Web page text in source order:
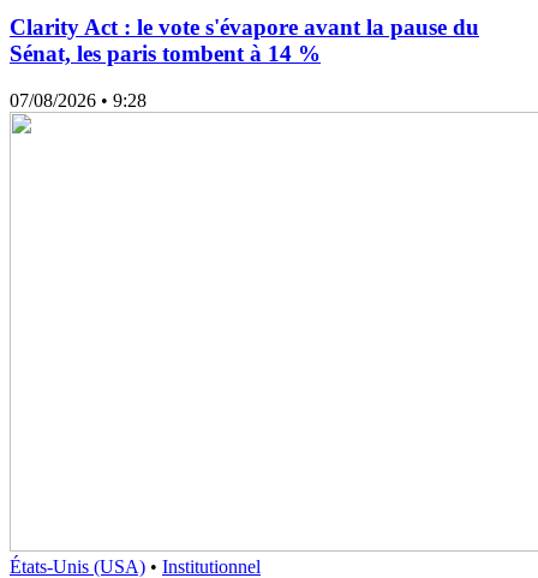
Clarity Act : le vote s'évapore avant la pause du
Sénat, les paris tombent à 14 %
07/08/2026 • 9:28
États-Unis (USA) • Institutionnel